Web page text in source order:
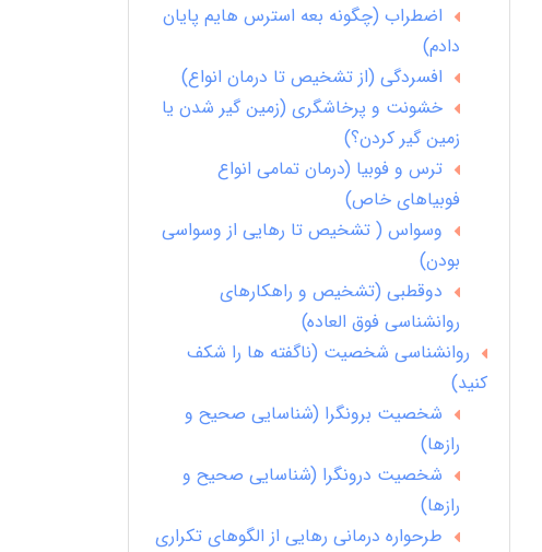
اضطراب (چگونه بعه استرس هایم پایان
دادم)
افسردگی (از تشخیص تا درمان انواع)
خشونت و پرخاشگری (زمین گیر شدن یا
زمین گیر کردن؟)
ترس و فوبیا (درمان تمامی انواع
فوبیاهای خاص)
وسواس ( تشخیص تا رهایی از وسواسی
بودن)
دوقطبی (تشخیص و راهکارهای
روانشناسی فوق العاده)
روانشناسی شخصیت (ناگفته ها را شکف
کنید)
شخصیت برونگرا (شناسایی صحیح و
رازها)
شخصیت درونگرا (شناسایی صحیح و
رازها)
طرحواره درمانی رهایی از الگوهای تکراری